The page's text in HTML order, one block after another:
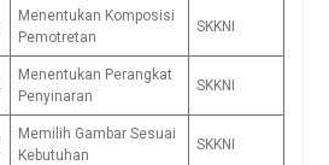
Menentukan Komposisi
Pemotretan
SKKNI
Menentukan Perangkat
Penyinaran
SKKNI
Memilih Gambar Sesuai
Kebutuhan
SKKNI